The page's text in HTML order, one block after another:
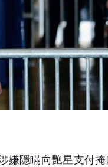
嫌隱瞞向艷星支付